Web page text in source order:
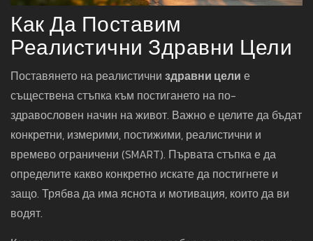
Как Да Поставим
Реалистични Здравни Цели
Поставянето на реалистични здравни цели е
съществена стъпка към постигането на по-
здравословен начин на живот. Важно е целите да бъдат
конкретни, измерими, постижими, реалистични и
времево ограничени (SMART). Първата стъпка е да
определите какво конкретно искате да постигнете и
защо. Трябва да има яснота и мотивация, които да ви
водят.